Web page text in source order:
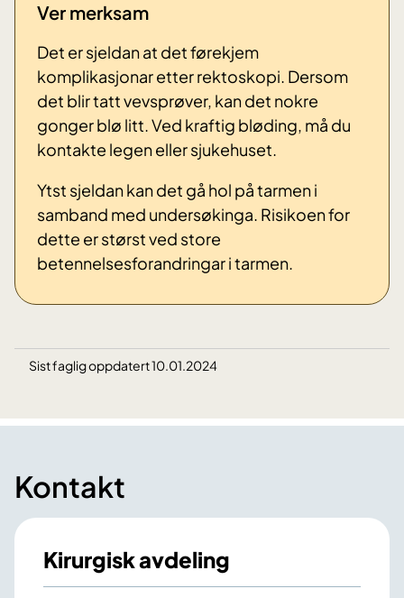
Ver merksam
Det er sjeldan at det førekjem
komplikasjonar etter rektoskopi. Dersom
det blir tatt vevsprøver, kan det nokre
gonger blø litt. Ved kraftig bløding, må du
kontakte legen eller sjukehuset.
Ytst sjeldan kan det gå hol på tarmen i
samband med undersøkinga. Risikoen for
dette er størst ved store
betennelsesforandringar i tarmen.
Sist faglig oppdatert 10.01.2024
Kontakt
Kirurgisk avdeling